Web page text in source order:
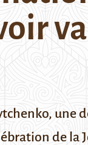
une
de la